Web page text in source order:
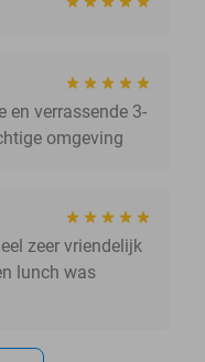
en verrassende 3-
omgeving
zeer vriendelijk
lunch was